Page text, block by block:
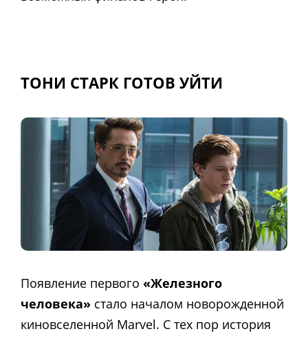
ТОНИ СТАРК ГОТОВ УЙТИ
Появление первого «Железного
человека» стало началом новорожденной
киновселенной Marvel. С тех пор история